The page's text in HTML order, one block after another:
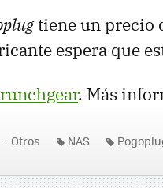
tiene un precio
espera que
. Más
Otros NAS